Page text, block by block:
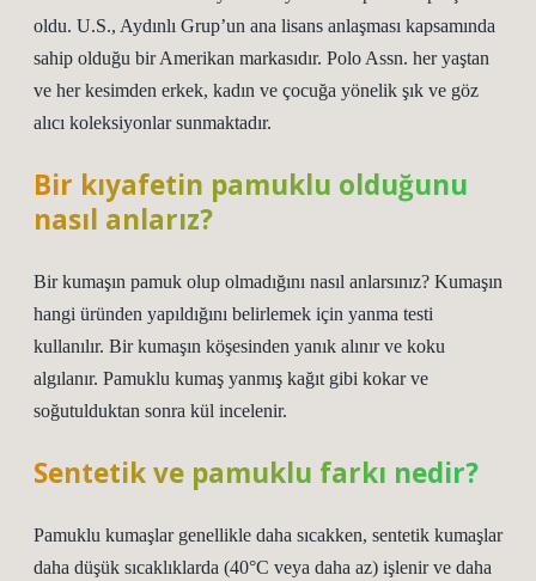
oldu. U.S., Aydınlı Grup’un ana lisans anlaşması kapsamında
sahip olduğu bir Amerikan markasıdır. Polo Assn. her yaştan
ve her kesimden erkek, kadın ve çocuğa yönelik şık ve göz
alıcı koleksiyonlar sunmaktadır.
Bir kıyafetin pamuklu olduğunu
nasıl anlarız?
Bir kumaşın pamuk olup olmadığını nasıl anlarsınız? Kumaşın
hangi üründen yapıldığını belirlemek için yanma testi
kullanılır. Bir kumaşın köşesinden yanık alınır ve koku
algılanır. Pamuklu kumaş yanmış kağıt gibi kokar ve
soğutulduktan sonra kül incelenir.
Sentetik ve pamuklu farkı nedir?
Pamuklu kumaşlar genellikle daha sıcakken, sentetik kumaşlar
daha düşük sıcaklıklarda (40°C veya daha az) işlenir ve daha